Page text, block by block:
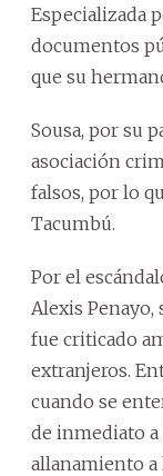
Especializada
documentos
que su
Sousa, por su
asociación
falsos, por lo
Tacumbú.
Por el
Alexis Penayo,
fue criticado
extranjeros.
cuando se
de inmediato a
allanamiento a